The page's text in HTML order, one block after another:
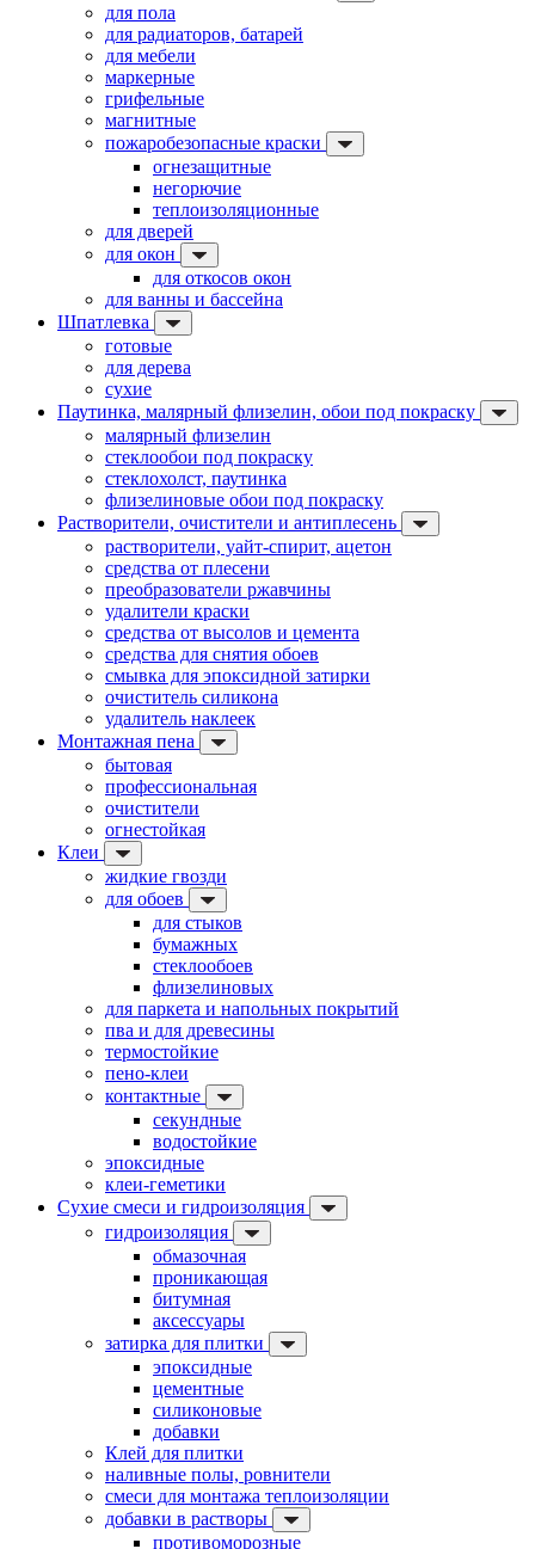
для пола
для радиаторов, батарей
для мебели
маркерные
грифельные
магнитные
пожаробезопасные краски
огнезащитные
негорючие
теплоизоляционные
для дверей
для окон
для откосов окон
для ванны и бассейна
Шпатлевка
готовые
для дерева
сухие
Паутинка, малярный флизелин, обои под покраску
малярный флизелин
стеклообои под покраску
стеклохолст, паутинка
флизелиновые обои под покраску
Растворители, очистители и антиплесень
растворители, уайт-спирит, ацетон
средства от плесени
преобразователи ржавчины
удалители краски
средства от высолов и цемента
средства для снятия обоев
смывка для эпоксидной затирки
очиститель силикона
удалитель наклеек
Монтажная пена
бытовая
профессиональная
очистители
огнестойкая
Клеи
жидкие гвозди
для обоев
для стыков
бумажных
стеклообоев
флизелиновых
для паркета и напольных покрытий
пва и для древесины
термостойкие
пено-клеи
контактные
секундные
водостойкие
эпоксидные
клеи-геметики
Сухие смеси и гидроизоляция
гидроизоляция
обмазочная
проникающая
битумная
аксессуары
затирка для плитки
эпоксидные
цементные
силиконовые
добавки
Клей для плитки
наливные полы, ровнители
смеси для монтажа теплоизоляции
добавки в растворы
противоморозные